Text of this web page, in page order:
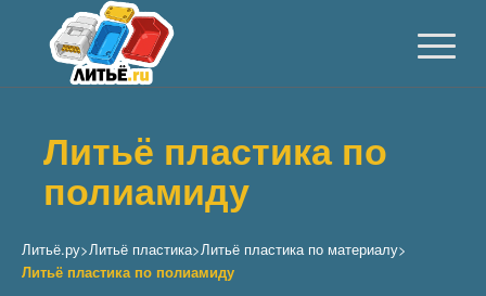
Литьё пластика по
полиамиду
Литьё.ру>Литьё пластика>Литьё пластика по материалу>
Литьё пластика по полиамиду